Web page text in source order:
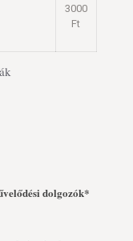
3000
Ft
dolgozók*